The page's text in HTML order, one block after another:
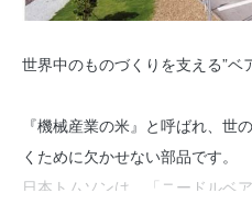
世界中のものづくりを支える”ベ
『機械産業の米』と呼ばれ、世
くために欠かせない部品です。
日本トムソンは、「ニードルベ